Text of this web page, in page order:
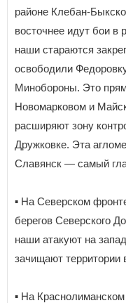
районе Клебан-
восточнее идут бои в
наши стараются
освободили
Минобороны. Это
Новомарковом и
расширяют зону
Дружковке. Эта
Славянск — самый
▪️ На Северском
берегов Северского
наши атакуют на
зачищают территории
▪️ На